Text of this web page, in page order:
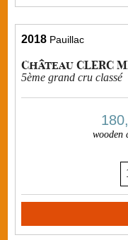
2018 Pauillac
Château CLERC
5ème grand cru classé
wooden